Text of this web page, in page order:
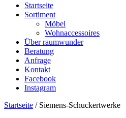
Startseite
Sortiment
Möbel
Wohnaccessoires
Über raumwunder
Beratung
Anfrage
Kontakt
Facebook
Instagram
Startseite / Siemens-Schuckertwerke